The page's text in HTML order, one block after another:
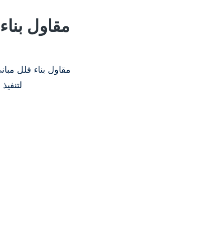
مقاول
مقاول بناء فلل